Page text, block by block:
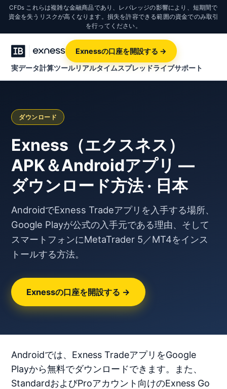
CFDs これらは複雑な金融商品であり、レバレッジの影響により、短期間で
資金を失うリスクが高くなります。損失を許容できる範囲の資金でのみ取引
を行ってください。
実データ計算ツールリアルタイムスプレッドライブサポート
Exnessの口座を開設する →
ダウンロード
Exness（エクスネス）
APK＆Androidアプリ —
ダウンロード方法 · 日本
AndroidでExness Tradeアプリを入手する場所、
Google Playが公式の入手元である理由、そして
スマートフォンにMetaTrader 5／MT4をインス
トールする方法。
Exnessの口座を開設する →
Androidでは、Exness TradeアプリをGoogle
Playから無料でダウンロードできます。また、
StandardおよびProアカウント向けのExness Go